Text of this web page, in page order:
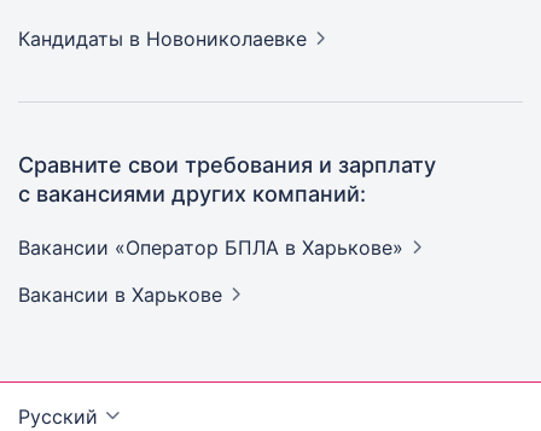
Кандидаты в Новониколаевке
Сравните свои требования и зарплату
с вакансиями других компаний:
Вакансии «Оператор БПЛА в Харькове»
Вакансии в Харькове
Русский